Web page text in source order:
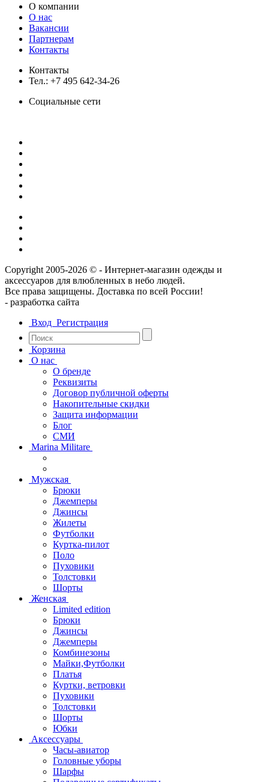
О компании
О нас
Вакансии
Партнерам
Контакты
Контакты
Тел.: +7 495 642-34-26
Социальные сети
Copyright 2005-2026 © - Интернет-магазин одежды и
аксессуаров для влюбленных в небо людей.
Все права защищены. Доставка по всей России!
- разрaботка сайта
Вход Регистрация
Корзина
О нас
О бренде
Реквизиты
Договор публичной оферты
Накопительные скидки
Защита информации
Блог
СМИ
Marina Militare
Мужская
Брюки
Джемперы
Джинсы
Жилеты
Футболки
Куртка-пилот
Поло
Пуховики
Толстовки
Шорты
Женская
Limited edition
Брюки
Джинсы
Джемперы
Комбинезоны
Майки,Футболки
Платья
Куртки, ветровки
Пуховики
Толстовки
Шорты
Юбки
Аксессуары
Часы-авиатор
Головные уборы
Шарфы